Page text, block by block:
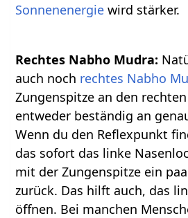
Sonnenenergie wird stärker.
Rechtes Nabho Mudra:
auch noch rechtes Nabho
Zungenspitze an den
entweder beständig an
Wenn du den Reflexpunkt
das sofort das linke
mit der Zungenspitze ein
zurück. Das hilft auch, das
öffnen. Bei manchen